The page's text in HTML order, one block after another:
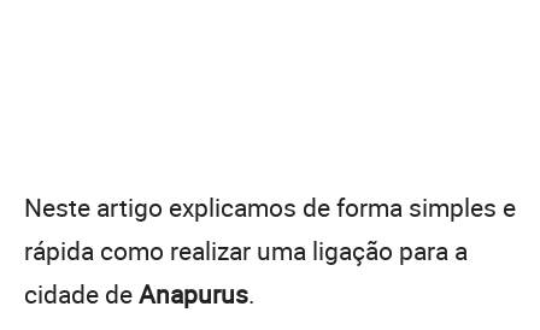
Neste artigo explicamos de forma simples e
rápida como realizar uma ligação para a
cidade deAnapurus.